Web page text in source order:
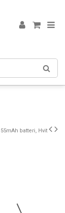
batteri, Hvit